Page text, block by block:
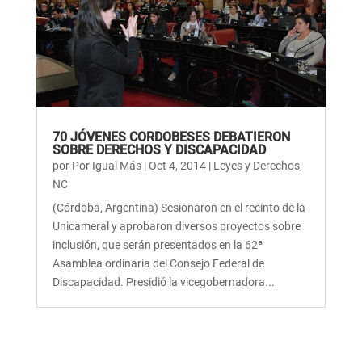
70 JÓVENES CORDOBESES DEBATIERON
SOBRE DERECHOS Y DISCAPACIDAD
por Por Igual Más|Oct 4, 2014| Leyes y Derechos,
NC
(Córdoba, Argentina) Sesionaron en el recinto de la
Unicameral y aprobaron diversos proyectos sobre
inclusión, que serán presentados en la 62ª
Asamblea ordinaria del Consejo Federal de
Discapacidad. Presidió la vicegobernadora...